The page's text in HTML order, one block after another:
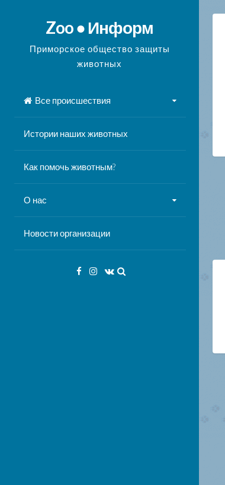
содержимомуZoo ● Информ
Приморское общество защиты
животных
Все происшествия
Истории наших животных
Как помочь животным?
О нас
Новости организации
Facebook
Instagram
VK